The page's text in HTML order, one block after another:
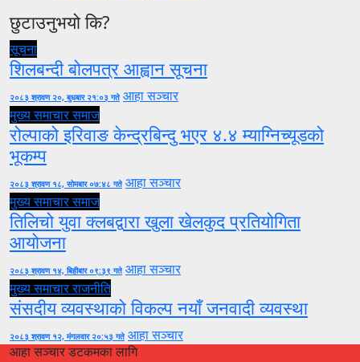
छुटाउनुभयो कि?
सूचना
शिलबन्दी बोलपत्र आह्वान सूचना
२०८३ श्रावण २०, बुधबार २१:०३ गते आहा सञ्चार
मुख्य समाचारसमाज
रोल्पाको इरिवाङ केन्द्रबिन्दु भएर ४.४ म्याग्निच्यूडको
भूकम्प
२०८३ श्रावण १८, सोमबार ०७:४८ गते आहा सञ्चार
मुख्य समाचारसमाज
तिलिचो युवा क्लबद्वारा खुला खेलकुद प्रतियोगिता
आयोजना
२०८३ श्रावण १४, बिहीबार ०९:३९ गते आहा सञ्चार
मुख्य समाचारराजनीति
संसदीय व्यवस्थाको विकल्प नयाँ जनवादी व्यवस्था
२०८३ श्रावण १२, मंगलवार २०:५३ गते आहा सञ्चार
आहा सञ्चार डटकमका लागि